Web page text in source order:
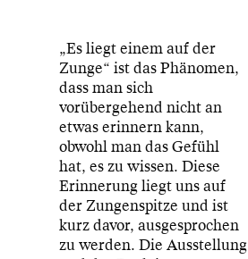
„Es liegt einem auf der
Zunge“ ist das Phänomen,
dass man sich
vorübergehend nicht an
etwas erinnern kann,
obwohl man das Gefühl
hat, es zu wissen. Diese
Erinnerung liegt uns auf
der Zungenspitze und ist
kurz davor, ausgesprochen
zu werden. Die Ausstellung